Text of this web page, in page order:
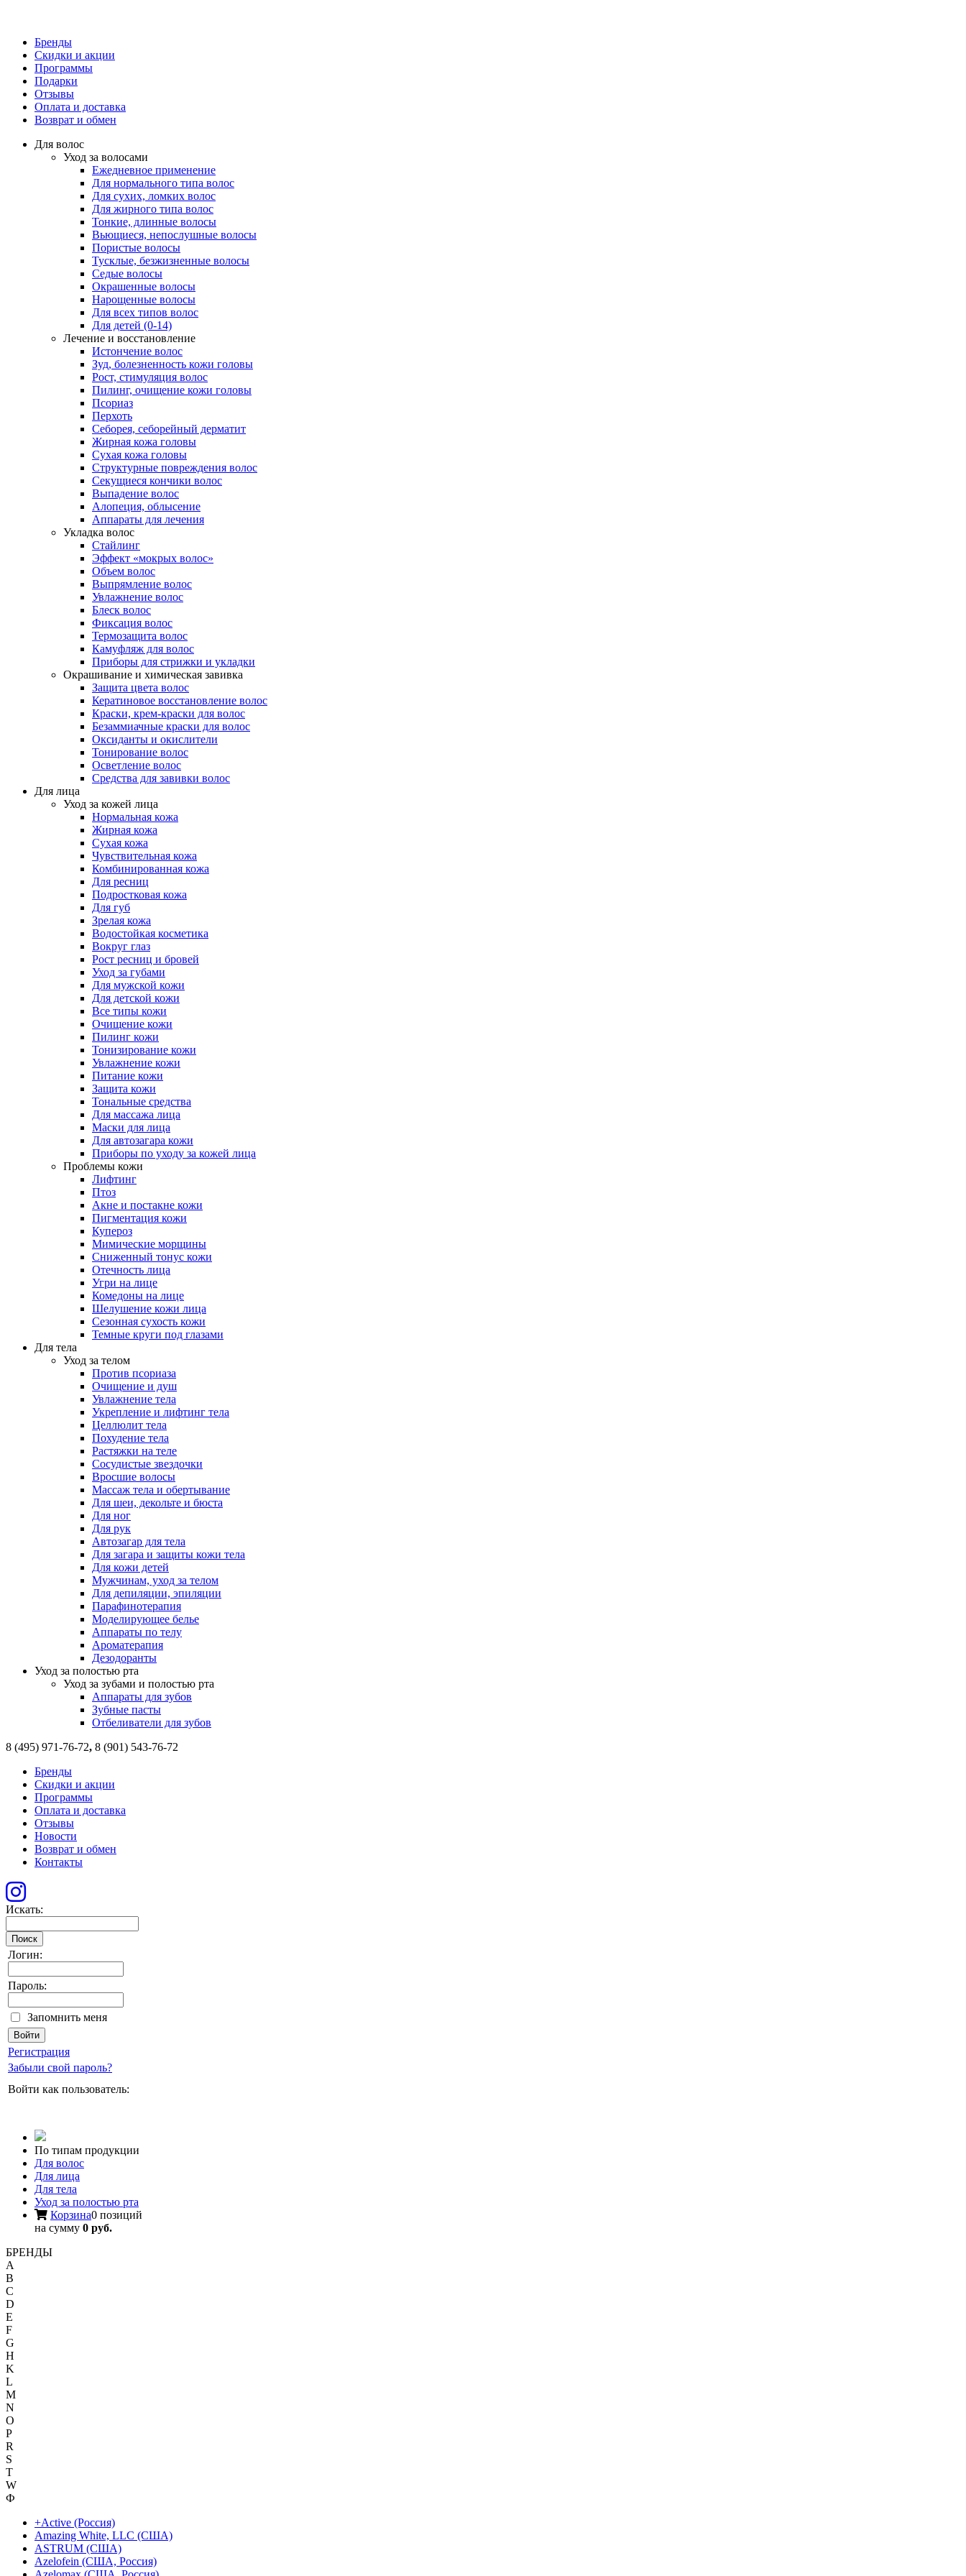
Бренды
Скидки и акции
Программы
Подарки
Отзывы
Оплата и доставка
Возврат и обмен
Для волос
Уход за волосами
Ежедневное применение
Для нормального типа волос
Для сухих, ломких волос
Для жирного типа волос
Тонкие, длинные волосы
Вьющиеся, непослушные волосы
Пористые волосы
Тусклые, безжизненные волосы
Седые волосы
Окрашенные волосы
Нарощенные волосы
Для всех типов волос
Для детей (0-14)
Лечение и восстановление
Истончение волос
Зуд, болезненность кожи головы
Рост, стимуляция волос
Пилинг, очищение кожи головы
Псориаз
Перхоть
Себорея, себорейный дерматит
Жирная кожа головы
Сухая кожа головы
Структурные повреждения волос
Секущиеся кончики волос
Выпадение волос
Алопеция, облысение
Аппараты для лечения
Укладка волос
Стайлинг
Эффект «мокрых волос»
Объем волос
Выпрямление волос
Увлажнение волос
Блеск волос
Фиксация волос
Термозащита волос
Камуфляж для волос
Приборы для стрижки и укладки
Окрашивание и химическая завивка
Защита цвета волос
Кератиновое восстановление волос
Краски, крем-краски для волос
Безаммиачные краски для волос
Оксиданты и окислители
Тонирование волос
Осветление волос
Средства для завивки волос
Для лица
Уход за кожей лица
Нормальная кожа
Жирная кожа
Сухая кожа
Чувствительная кожа
Комбинированная кожа
Для ресниц
Подростковая кожа
Для губ
Зрелая кожа
Водостойкая косметика
Вокруг глаз
Рост ресниц и бровей
Уход за губами
Для мужской кожи
Для детской кожи
Все типы кожи
Очищение кожи
Пилинг кожи
Тонизирование кожи
Увлажнение кожи
Питание кожи
Защита кожи
Тональные средства
Для массажа лица
Маски для лица
Для автозагара кожи
Приборы по уходу за кожей лица
Проблемы кожи
Лифтинг
Птоз
Акне и постакне кожи
Пигментация кожи
Купероз
Мимические морщины
Сниженный тонус кожи
Отечность лица
Угри на лице
Комедоны на лице
Шелушение кожи лица
Сезонная сухость кожи
Темные круги под глазами
Для тела
Уход за телом
Против псориаза
Очищение и душ
Увлажнение тела
Укрепление и лифтинг тела
Целлюлит тела
Похудение тела
Растяжки на теле
Сосудистые звездочки
Вросшие волосы
Массаж тела и обертывание
Для шеи, декольте и бюста
Для ног
Для рук
Автозагар для тела
Для загара и защиты кожи тела
Для кожи детей
Мужчинам, уход за телом
Для депиляции, эпиляции
Парафинотерапия
Моделирующее белье
Аппараты по телу
Ароматерапия
Дезодоранты
Уход за полостью рта
Уход за зубами и полостью рта
Аппараты для зубов
Зубные пасты
Отбеливатели для зубов
8 (495) 971-76-72, 8 (901) 543-76-72
Бренды
Скидки и акции
Программы
Оплата и доставка
Отзывы
Новости
Возврат и обмен
Контакты
Искать:
Поиск
Логин:
Пароль:
Запомнить меня
Регистрация
Забыли свой пароль?
Войти как пользователь:
По типам продукции
Для волос
Для лица
Для тела
Уход за полостью рта
Корзина0 позиций
на сумму 0 руб.
БРЕНДЫ
A
B
C
D
E
F
G
H
K
L
M
N
O
P
R
S
T
W
Ф
+Active (Россия)
Amazing White, LLC (США)
ASTRUM (США)
Azelofein (США, Россия)